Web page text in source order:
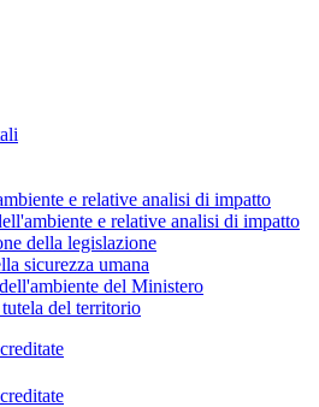
e relative analisi di impatto
e relative analisi di impatto
della legislazione
sicurezza umana
del Ministero
del territorio